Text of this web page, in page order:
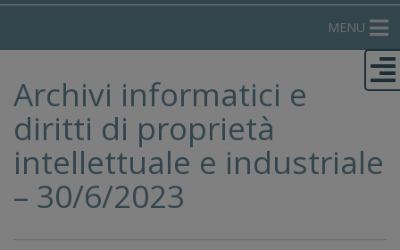
MENU
Archivi informatici e
diritti di proprietà
intellettuale e industriale
– 30/6/2023